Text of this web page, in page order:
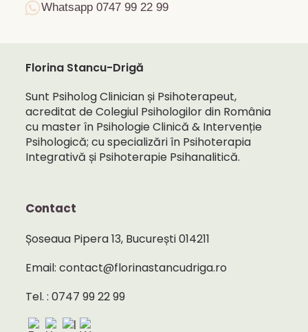
Whatsapp 0747 99 22 99
Florina Stancu-Drigă
Sunt Psiholog Clinician și Psihoterapeut,
acreditat de Colegiul Psihologilor din România
cu master în Psihologie Clinică & Intervenție
Psihologică; cu specializări în Psihoterapia
Integrativă și Psihoterapie Psihanalitică.
Contact
Șoseaua Pipera 13, București 014211
Email: contact@florinastancudriga.ro
Tel. : 0747 99 22 99